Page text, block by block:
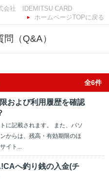
ホームページTOPに戻る
（Q&A）
全6件
および利用履歴を確認
に記載されます。 また、パソ
からは、残高・有効期限のほ
イト...
へ釣り銭の入金(チ